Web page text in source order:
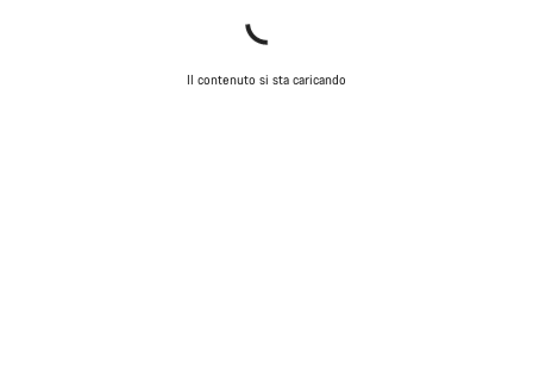
Il contenuto si sta caricando